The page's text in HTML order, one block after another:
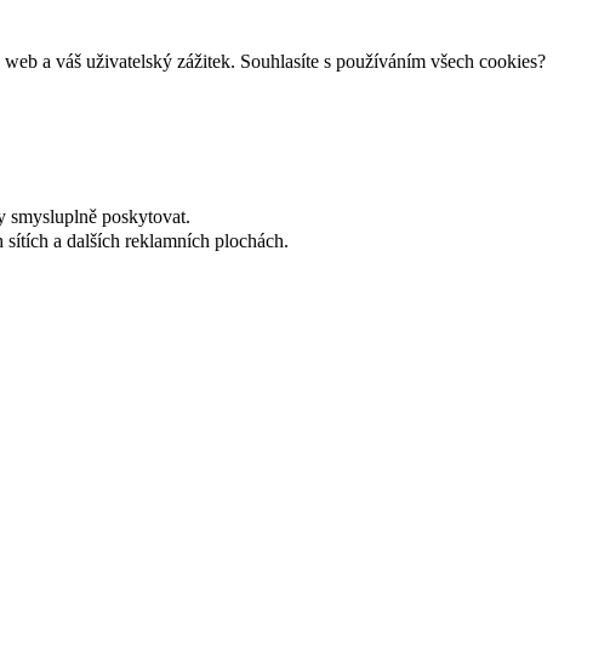
a váš uživatelský zážitek. Souhlasíte s používáním všech cookies?
smysluplně poskytovat.
a dalších reklamních plochách.